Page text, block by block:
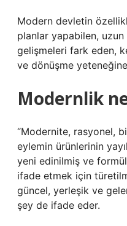
Modern devletin
planlar yapabilen, uzun
gelişmeleri fark eden,
ve dönüşme
Modernlik
“Modernite, rasyonel,
eylemin ürünlerinin
yeni edinilmiş ve
ifade etmek için
güncel, yerleşik ve
şey de ifade eder.